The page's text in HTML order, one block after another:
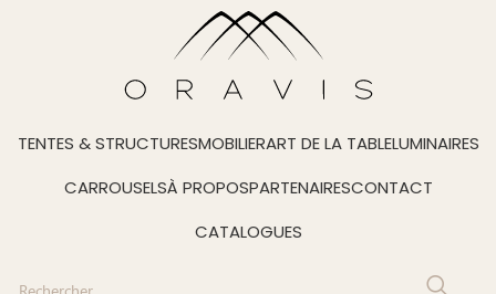
TENTES & STRUCTURESMOBILIERART DE LA TABLELUMINAIRES
CARROUSELSÀ PROPOSPARTENAIRESCONTACT
CATALOGUES